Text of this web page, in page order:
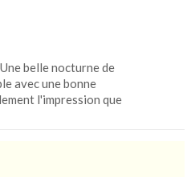
belle nocturne de
avec une bonne
l'impression que